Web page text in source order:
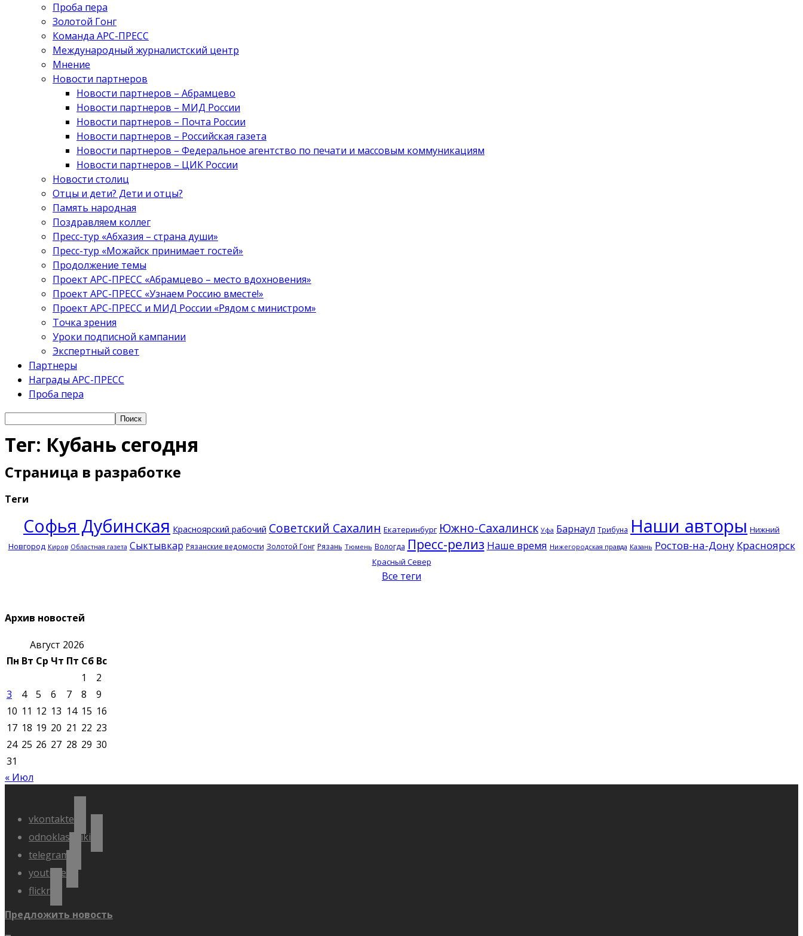
Проба пера
Золотой Гонг
Команда АРС-ПРЕСС
Международный журналистский центр
Мнение
Новости партнеров
Новости партнеров – Абрамцево
Новости партнеров – МИД России
Новости партнеров – Почта России
Новости партнеров – Российская газета
Новости партнеров – Федеральное агентство по печати и массовым коммуникациям
Новости партнеров – ЦИК России
Новости столиц
Отцы и дети? Дети и отцы?
Память народная
Поздравляем коллег
Пресс-тур «Абхазия – страна души»
Пресс-тур «Можайск принимает гостей»
Продолжение темы
Проект АРС-ПРЕСС «Абрамцево – место вдохновения»
Проект АРС-ПРЕСС «Узнаем Россию вместе!»
Проект АРС-ПРЕСС и МИД России «Рядом с министром»
Точка зрения
Уроки подписной кампании
Экспертный совет
Партнеры
Награды АРС-ПРЕСС
Проба пера
Тег: Кубань сегодня
Страница в разработке
Теги
Софья Дубинская Красноярский рабочий Советский Сахалин Екатеринбург Южно-Сахалинск Уфа Барнаул Трибуна Наши авторы Нижний
Новгород Киров Областная газета Сыктывкар Рязанские ведомости Золотой Гонг Рязань Тюмень Вологда Пресс-релиз Наше время Нижегородская правда Казань Ростов-на-Дону Красноярск
Красный Север
Все теги
Архив новостей
Август 2026
Пн Вт Ср Чт Пт Сб Вс
1
2
3
4 5 6 7 8
9
10 11 12 13 14 15 16
17 18 19 20 21 22 23
24 25 26 27 28 29 30
31
« Июл
vkontakte
odnoklassniki
telegram
youtube
flickr
Предложить новость